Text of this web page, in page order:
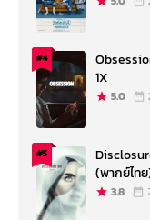
#4
1X
5.0
#5
(พากย์ไทย
3.8